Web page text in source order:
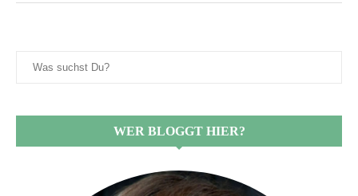
WER BLOGGT HIER?